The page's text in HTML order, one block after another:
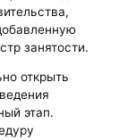
занятости.
открыть
этап.